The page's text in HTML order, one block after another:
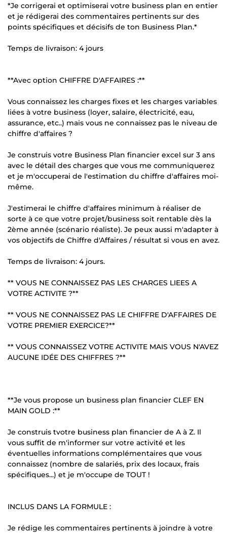
*Je corrigerai et optimiserai votre business plan en entier
et je rédigerai des commentaires pertinents sur des
points spécifiques et décisifs de ton Business Plan.*
Temps de livraison: 4 jours
**Avec option CHIFFRE D'AFFAIRES :**
Vous connaissez les charges fixes et les charges variables
liées à votre business (loyer, salaire, électricité, eau,
assurance, etc..) mais vous ne connaissez pas le niveau de
chiffre d'affaires ?
Je construis votre Business Plan financier excel sur 3 ans
avec le détail des charges que vous me communiquerez
et je m'occuperai de l'estimation du chiffre d'affaires moi-
même.
J'estimerai le chiffre d'affaires minimum à réaliser de
sorte à ce que votre projet/business soit rentable dès la
2ème année (scénario réaliste). Je peux aussi m'adapter à
vos objectifs de Chiffre d'Affaires / résultat si vous en avez.
Temps de livraison: 4 jours.
** VOUS NE CONNAISSEZ PAS LES CHARGES LIEES A
VOTRE ACTIVITE ?**
** VOUS NE CONNAISSEZ PAS LE CHIFFRE D'AFFAIRES DE
VOTRE PREMIER EXERCICE?**
** VOUS CONNAISSEZ VOTRE ACTIVITE MAIS VOUS N'AVEZ
AUCUNE IDÉE DES CHIFFRES ?**
**Je vous propose un business plan financier CLEF EN
MAIN GOLD :**
Je construis tvotre business plan financier de A à Z. Il
vous suffit de m'informer sur votre activité et les
éventuelles informations complémentaires que vous
connaissez (nombre de salariés, prix des locaux, frais
spécifiques...) et je m'occupe de TOUT !
INCLUS DANS LA FORMULE :
Je rédige les commentaires pertinents à joindre à votre